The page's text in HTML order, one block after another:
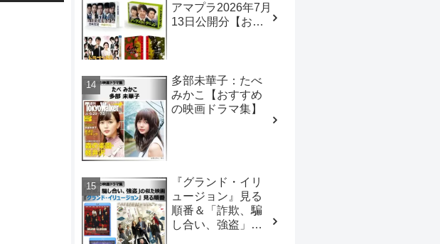
アマプラ2026年7月
13日公開分【おす
多部未華子：たべ
みかこ【おすすめ
の映画ドラマ集】
『グランド・イリ
ュージョン』見る
順番＆「詐欺、騙
し合い、強盗」の